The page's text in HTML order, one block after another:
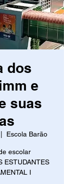
dos
e
suas
Escola Barão
escolar
ESTUDANTES
I